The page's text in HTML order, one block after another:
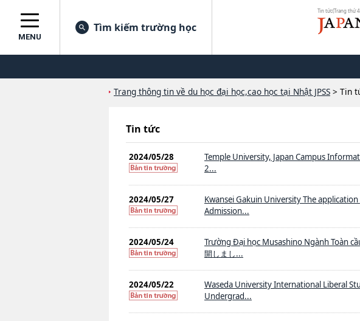
Tin tức(Trang thứ
MENU
Tìm kiếm trường học
Trang thông tin về du học đại học,cao học tại Nhật JPSS > Tin
Tin tức
2024/05/28
Temple University, Japan Campus
2...
2024/05/27
Kwansei Gakuin University The
Admission...
2024/05/24
Trường Đại học Musashino Ngành Toàn
開しまし...
2024/05/22
Waseda University International Liberal
Undergrad...